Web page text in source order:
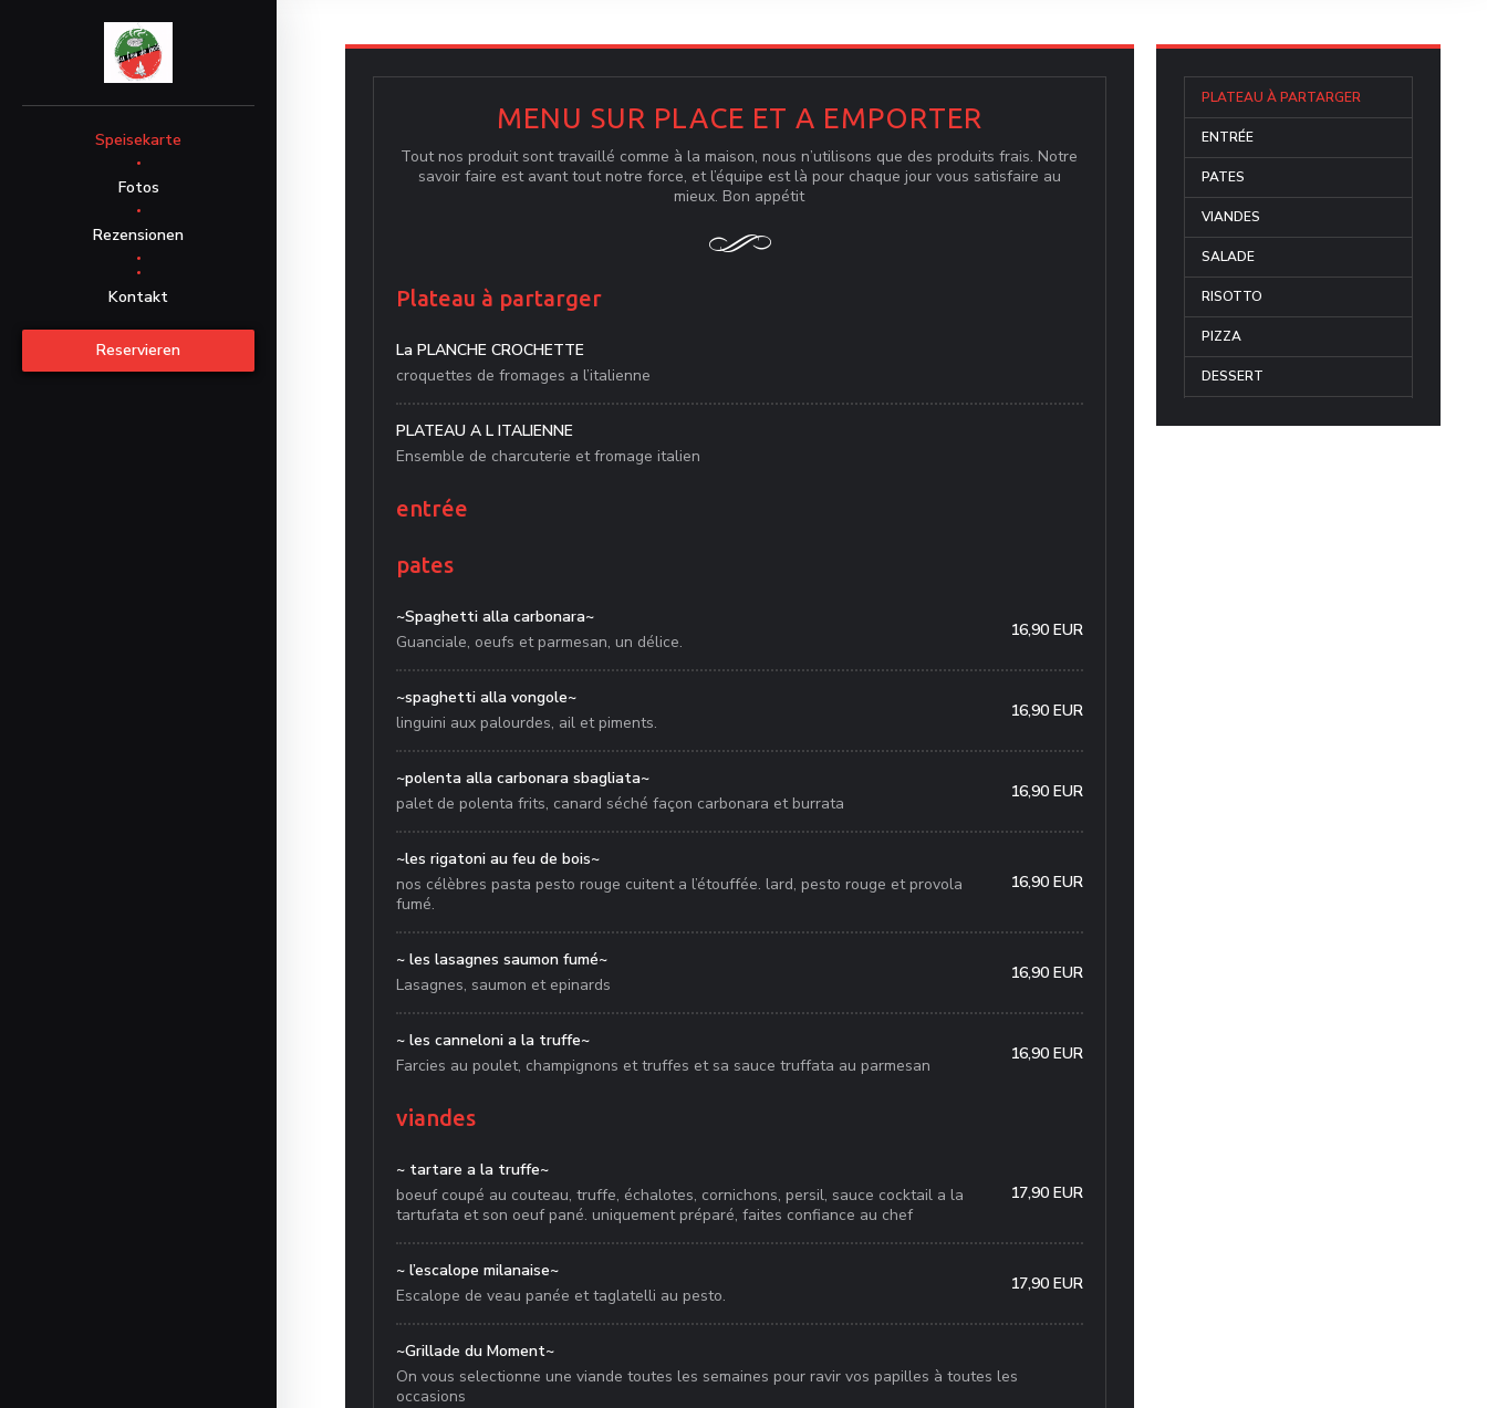
Speisekarte
Fotos
Rezensionen
((öffnet ein neues Fenster))
Kontakt
Reservieren
MENU SUR PLACE ET A EMPORTER
Tout nos produit sont travaillé comme à la maison, nous n’utilisons que des produits frais. Notre
savoir faire est avant tout notre force, et l’équipe est là pour chaque jour vous satisfaire au
mieux. Bon appétit
Plateau à partarger
La PLANCHE CROCHETTE
croquettes de fromages a l’italienne
PLATEAU A L ITALIENNE
Ensemble de charcuterie et fromage italien
entrée
pates
~Spaghetti alla carbonara~
Guanciale, oeufs et parmesan, un délice.
16,90 EUR
~spaghetti alla vongole~
linguini aux palourdes, ail et piments.
16,90 EUR
~polenta alla carbonara sbagliata~
palet de polenta frits, canard séché façon carbonara et burrata
16,90 EUR
~les rigatoni au feu de bois~
nos célèbres pasta pesto rouge cuitent a l’étouffée. lard, pesto rouge et provola
fumé.
16,90 EUR
~ les lasagnes saumon fumé~
Lasagnes, saumon et epinards
16,90 EUR
~ les canneloni a la truffe~
Farcies au poulet, champignons et truffes et sa sauce truffata au parmesan
16,90 EUR
viandes
~ tartare a la truffe~
boeuf coupé au couteau, truffe, échalotes, cornichons, persil, sauce cocktail a la
tartufata et son oeuf pané. uniquement préparé, faites confiance au chef
17,90 EUR
~ l’escalope milanaise~
Escalope de veau panée et taglatelli au pesto.
17,90 EUR
~Grillade du Moment~
On vous selectionne une viande toutes les semaines pour ravir vos papilles à toutes les
occasions
PLATEAU À PARTARGER
ENTRÉE
PATES
VIANDES
SALADE
RISOTTO
PIZZA
DESSERT